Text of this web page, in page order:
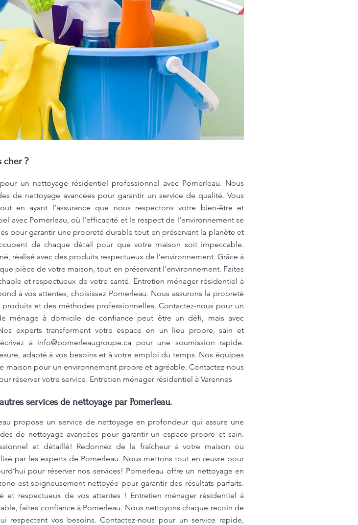
cher ?
un nettoyage résidentiel professionnel avec Pomerleau. Nous
de nettoyage avancées pour garantir un service de qualité. Vous
en ayant l’assurance que nous respectons votre bien-être et
avec Pomerleau, où l'efficacité et le respect de l'environnement se
pour garantir une propreté durable tout en préservant la planète et
de chaque détail pour que votre maison soit impeccable.
réalisé avec des produits respectueux de l’environnement. Grâce à
pièce de votre maison, tout en préservant l’environnement. Faites
et respectueux de votre santé. Entretien ménager résidentiel à
à vos attentes, choisissez Pomerleau. Nous assurons la propreté
et des méthodes professionnelles. Contactez-nous pour un
ménage à domicile de confiance peut être un défi, mais avec
experts transforment votre espace en un lieu propre, sain et
à info@pomerleaugroupe.ca pour une soumission rapide.
adapté à vos besoins et à votre emploi du temps. Nos équipes
pour un environnement propre et agréable. Contactez-nous
réserver votre service. Entretien ménager résidentiel à Varennes
services de nettoyage par Pomerleau.
propose un service de nettoyage en profondeur qui assure une
de nettoyage avancées pour garantir un espace propre et sain.
et détaillé! Redonnez de la fraîcheur à votre maison ou
par les experts de Pomerleau. Nous mettons tout en œuvre pour
pour réserver nos services! Pomerleau offre un nettoyage en
est soigneusement nettoyée pour garantir des résultats parfaits.
et respectueux de vos attentes ! Entretien ménager résidentiel à
faites confiance à Pomerleau. Nous nettoyons chaque recoin de
respectent vos besoins. Contactez-nous pour un service rapide,